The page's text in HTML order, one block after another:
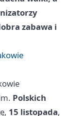
zabawa i
Polskich
15 listopada,